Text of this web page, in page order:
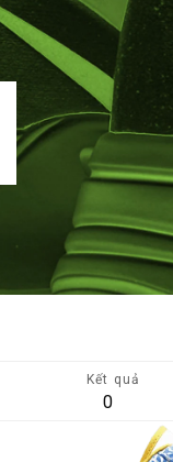
Kết quả
0